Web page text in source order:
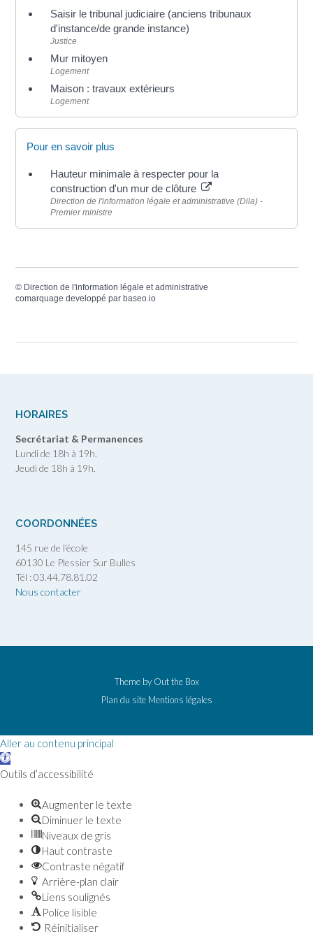
Saisir le tribunal judiciaire (anciens tribunaux
d'instance/de grande instance)
Justice
Mur mitoyen
Logement
Maison : travaux extérieurs
Logement
Pour en savoir plus
Hauteur minimale à respecter pour la
construction d'un mur de clôture
Direction de l'information légale et administrative (Dila) -
Premier ministre
© Direction de l'information légale et administrative
comarquage developpé par baseo.io
HORAIRES
Secrétariat & Permanences
Lundi de 18h à 19h.
Jeudi de 18h à 19h.
COORDONNÉES
145 rue de l’école
60130 Le Plessier Sur Bulles
Tél : 03.44.78.81.02
Nous contacter
Theme by Out the Box
Plan du site Mentions légales
Aller au contenu principal
Ouvrir la barre d’outils
Outils d’accessibilité
Augmenter le texte
Diminuer le texte
Niveaux de gris
Haut contraste
Contraste négatif
Arrière-plan clair
Liens soulignés
Police lisible
Réinitialiser